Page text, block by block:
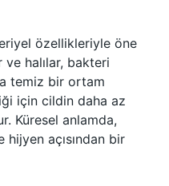
özellikleriyle öne
ve halılar, bakteri
temiz bir ortam
için cildin daha az
Küresel anlamda,
açısından bir